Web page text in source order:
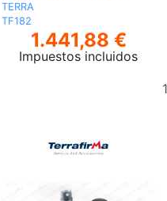
TERRA
TF182
1.441,88 €
Impuestos incluidos